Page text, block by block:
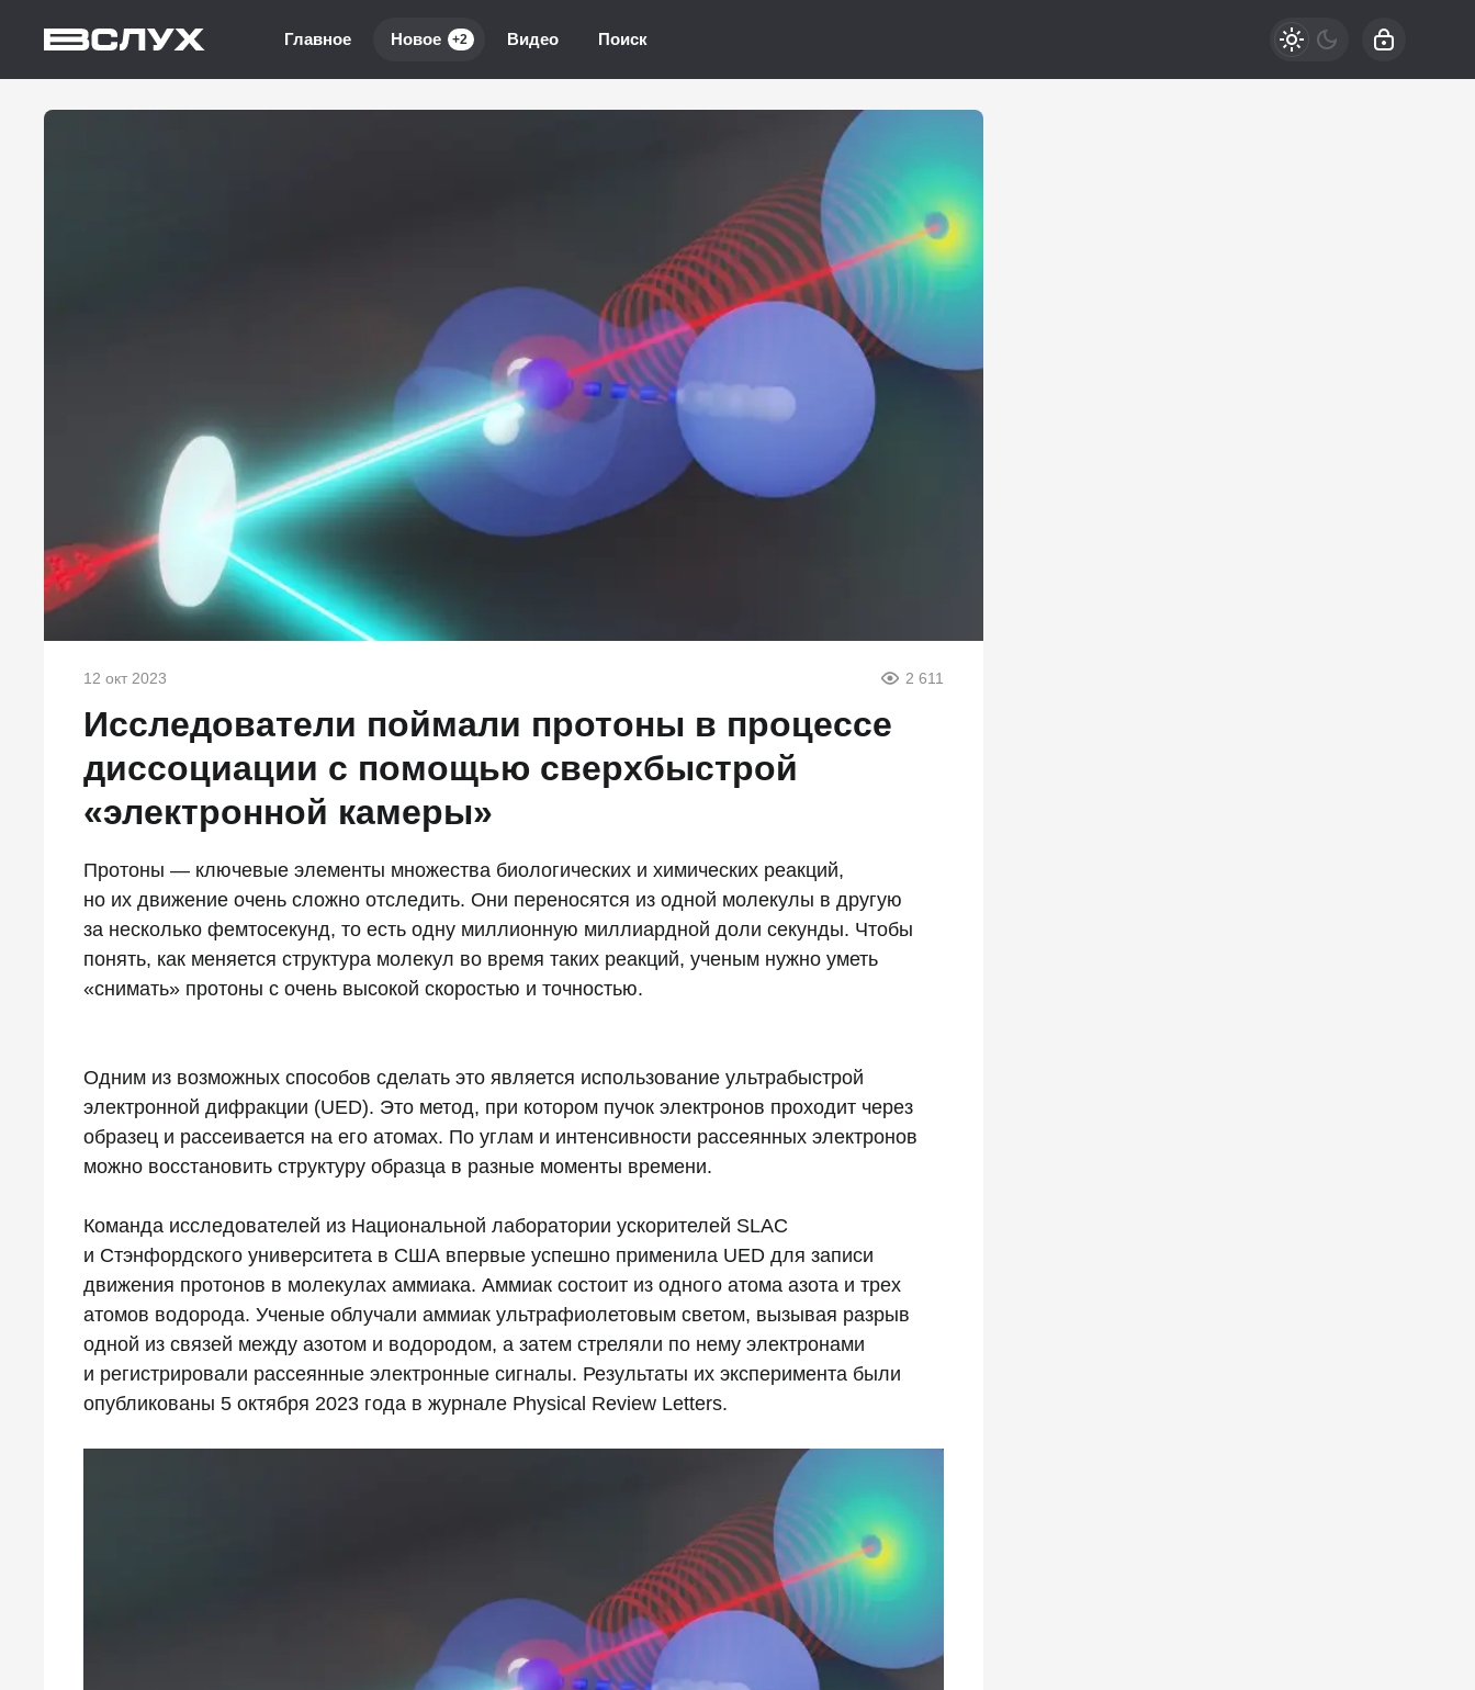
Главное Новое +2 Видео Поиск
12 окт 2023 2 611
Исследователи поймали протоны в процессе
диссоциации с помощью сверхбыстрой
«электронной камеры»
Протоны — ключевые элементы множества биологических и химических реакций,
но их движение очень сложно отследить. Они переносятся из одной молекулы в другую
за несколько фемтосекунд, то есть одну миллионную миллиардной доли секунды. Чтобы
понять, как меняется структура молекул во время таких реакций, ученым нужно уметь
«снимать» протоны с очень высокой скоростью и точностью.
Одним из возможных способов сделать это является использование ультрабыстрой
электронной дифракции (UED). Это метод, при котором пучок электронов проходит через
образец и рассеивается на его атомах. По углам и интенсивности рассеянных электронов
можно восстановить структуру образца в разные моменты времени.
Команда исследователей из Национальной лаборатории ускорителей SLAC
и Стэнфордского университета в США впервые успешно применила UED для записи
движения протонов в молекулах аммиака. Аммиак состоит из одного атома азота и трех
атомов водорода. Ученые облучали аммиак ультрафиолетовым светом, вызывая разрыв
одной из связей между азотом и водородом, а затем стреляли по нему электронами
и регистрировали рассеянные электронные сигналы. Результаты их эксперимента были
опубликованы 5 октября 2023 года в журнале Physical Review Letters.